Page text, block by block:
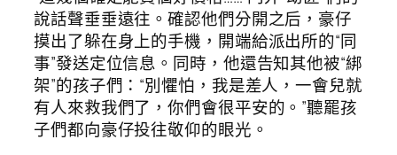
說話聲垂垂遠往。確認他們分開之后，豪仔
摸出了躲在身上的手機，開端給派出所的“同
事”發送定位信息。同時，他還告知其他被“綁
架”的孩子們：“別懼怕，我是差人，一會兒就
有人來救我們了，你們會很平安的。”聽罷孩
子們都向豪仔投往敬仰的眼光。